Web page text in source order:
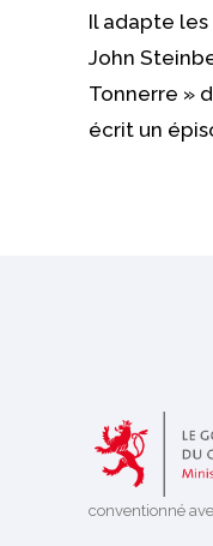
Il adapte les
John
Tonnerre »
écrit un
conventionné